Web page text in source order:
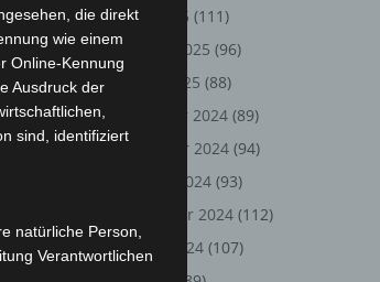
Juli
März 2025 (111)
Februar 2025 (96)
Januar 2025 (88)
Dezember 2024 (89)
November 2024 (94)
Oktober 2024 (93)
September 2024 (112)
August 2024 (107)
die direkt
wie einem
Online-Kennung
Ausdruck der
sind, identifiziert
natürliche Person,
Verantwortlichen